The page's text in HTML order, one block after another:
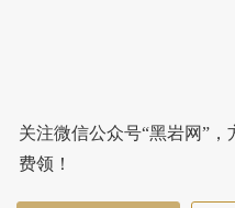
关注微信公众号“黑岩网”
费领！